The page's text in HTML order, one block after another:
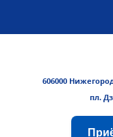
606000
пл.